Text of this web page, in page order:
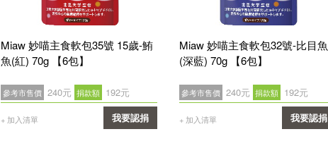
Miaw 妙喵主食軟包35號 15歲-鮪
魚(紅) 70g 【6包】
參考市售價 240元 捐款額 192元
+ 加入清單 我要認捐
Miaw 妙喵主食軟包32號-比目魚
(深藍) 70g 【6包】
參考市售價 240元 捐款額 192元
+ 加入清單 我要認捐